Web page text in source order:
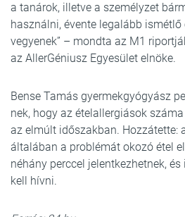
a tanárok, illetve a személyzet
használni, évente legalább
vegyenek” – mondta az M1
az AllerGéniusz Egyesület elnöke.
Bense Tamás gyermekgyógyász
nek, hogy az ételallergiások
az elmúlt időszakban. Hozzátette:
általában a problémát okozó étel
néhány perccel jelentkezhetnek,
kell hívni.